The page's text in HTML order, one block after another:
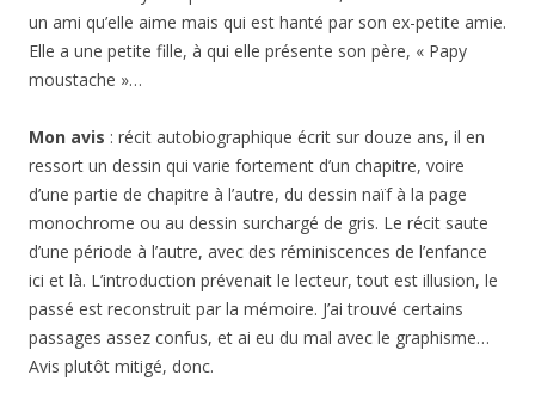
un ami qu’elle aime mais qui est hanté par son ex-petite amie.
Elle a une petite fille, à qui elle présente son père, « Papy
moustache »…
Mon avis : récit autobiographique écrit sur douze ans, il en
ressort un dessin qui varie fortement d’un chapitre, voire
d’une partie de chapitre à l’autre, du dessin naïf à la page
monochrome ou au dessin surchargé de gris. Le récit saute
d’une période à l’autre, avec des réminiscences de l’enfance
ici et là. L’introduction prévenait le lecteur, tout est illusion, le
passé est reconstruit par la mémoire. J’ai trouvé certains
passages assez confus, et ai eu du mal avec le graphisme…
Avis plutôt mitigé, donc.